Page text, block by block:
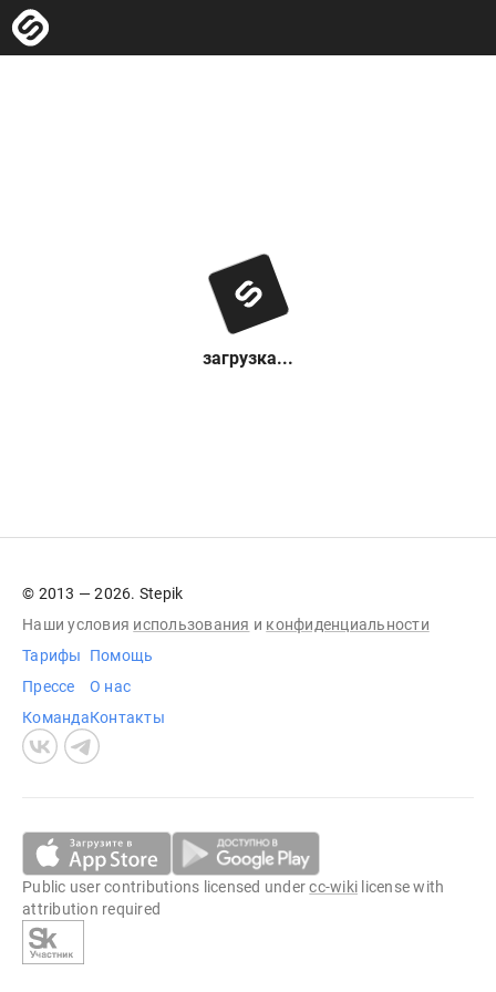
загрузка...
© 2013 — 2026. Stepik
Наши условия использования и конфиденциальности
Тарифы
Прессе
Команда
Помощь
О нас
Контакты
Public user contributions licensed undercc-wiki license with
attribution required